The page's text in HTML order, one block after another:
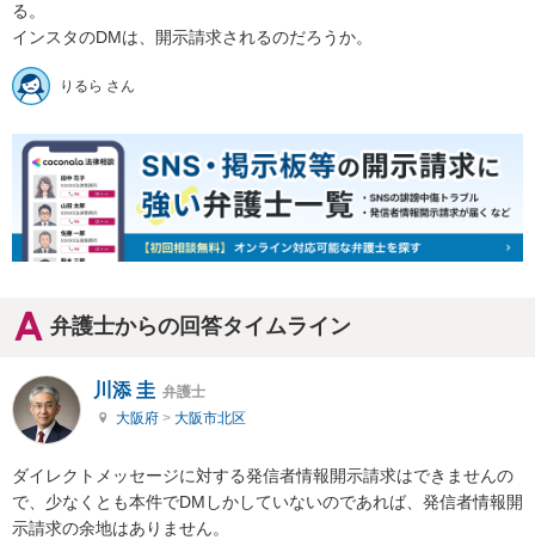
る。
インスタのDMは、開示請求されるのだろうか。
りるら さん
弁護士からの回答タイムライン
川添 圭 弁護士
大阪府 > 大阪市北区
ダイレクトメッセージに対する発信者情報開示請求はできませんの
で、少なくとも本件でDMしかしていないのであれば、発信者情報開
示請求の余地はありません。